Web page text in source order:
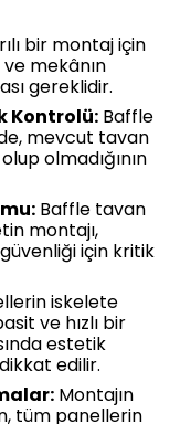
bir montaj için
mekânın
gereklidir.
Kontrolü: Baffle
mevcut tavan
olmadığının
Baffle tavan
montajı,
için kritik
iskelete
ve hızlı bir
estetik
edilir.
Montajın
tüm panellerin